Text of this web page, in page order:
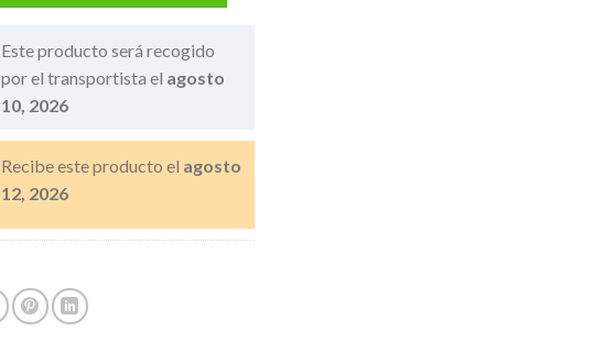
Este producto será recogido
por el transportista el agosto
10, 2026
Recibe este producto el agosto
12, 2026